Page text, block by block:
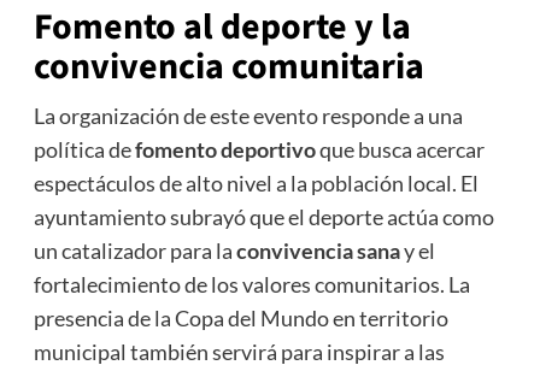
Fomento al deporte y la
convivencia comunitaria
La organización de este evento responde a una
política defomento deportivoque busca acercar
espectáculos de alto nivel a la población local. El
ayuntamiento subrayó que el deporte actúa como
un catalizador para laconvivencia sanay el
fortalecimiento de los valores comunitarios. La
presencia de la Copa del Mundo en territorio
municipal también servirá para inspirar a las